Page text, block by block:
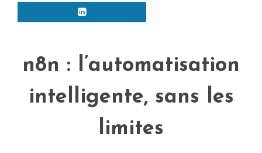
n8n : l’automatisation
intelligente, sans les
limites